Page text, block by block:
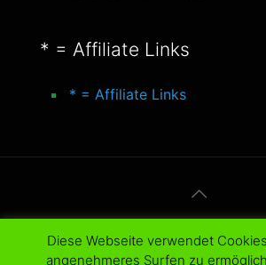
* = Affiliate Links
* = Affiliate Links
© 2016-2025 better-life-blog.
Reserved.
Diese Webseite verwendet
angenehmeres Surfen zu